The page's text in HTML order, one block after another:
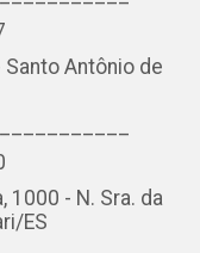
Antônio de
1000 - N. Sra. da
ES